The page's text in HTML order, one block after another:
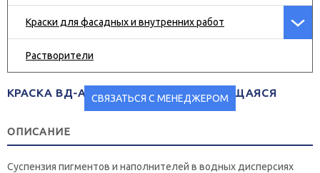
Краски для фасадных и внутренних работ
Растворители
КРАСКА ВД-АК-114 «АКВАКРОН» МОЮЩАЯСЯ
СВЯЗАТЬСЯ С МЕНЕДЖЕРОМ
ОПИСАНИЕ
Суспензия пигментов и наполнителей в водных дисперсиях